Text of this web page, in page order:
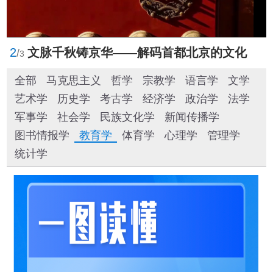
2/3 文脉千秋铸京华——解码首都北京的文化自信样本
全部 马克思主义 哲学 宗教学 语言学
文学
艺术学
历史学 考古学 经济学 政治学
法学
军事学
社会学 民族文化学
新闻传播学
图书情报学
教育学 体育学 心理学
管理学
统计学